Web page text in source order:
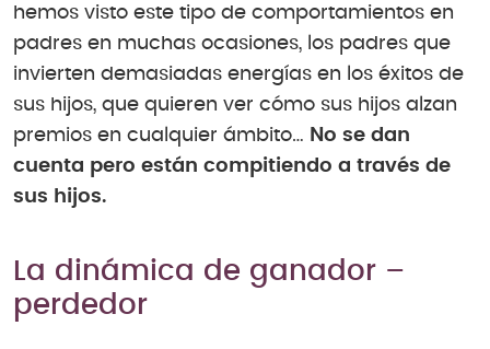
hemos visto este tipo de comportamientos en
padres en muchas ocasiones, los padres que
invierten demasiadas energías en los éxitos de
sus hijos, que quieren ver cómo sus hijos alzan
premios en cualquier ámbito… No se dan
cuenta pero están compitiendo a través de
sus hijos.
La dinámica de ganador –
perdedor